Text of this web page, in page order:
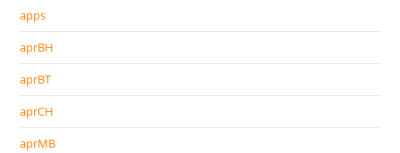
apps
aprBH
aprBT
aprCH
aprMB